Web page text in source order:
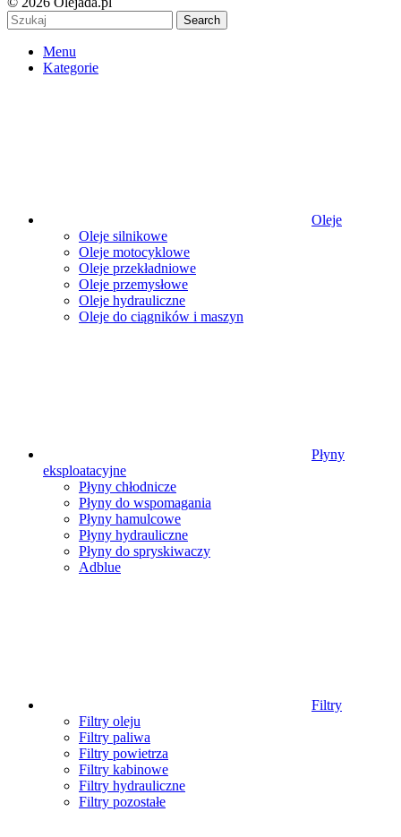
Search
Menu
Kategorie
Oleje
Oleje silnikowe
Oleje motocyklowe
Oleje przekładniowe
Oleje przemysłowe
Oleje hydrauliczne
Oleje do ciągników i maszyn
Płyny
eksploatacyjne
Płyny chłodnicze
Płyny do wspomagania
Płyny hamulcowe
Płyny hydrauliczne
Płyny do spryskiwaczy
Adblue
Filtry
Filtry oleju
Filtry paliwa
Filtry powietrza
Filtry kabinowe
Filtry hydrauliczne
Filtry pozostałe